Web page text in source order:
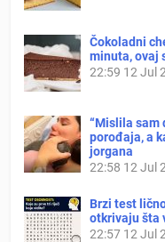
Čokoladni
minuta, ovaj
22:59 12 Jul
“Mislila sam
porođaja, a
jorgana
22:58 12 Jul
Brzi test
otkrivaju šta
22:57 12 Jul